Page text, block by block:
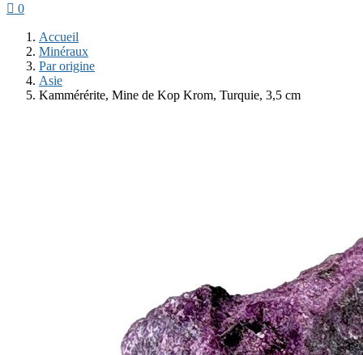
 0
Accueil
Minéraux
Par origine
Asie
Kammérérite, Mine de Kop Krom, Turquie, 3,5 cm